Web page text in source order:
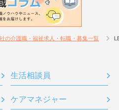
の介護職・福祉求人・転職・募集一覧
生活相談員
ケアマネジャー